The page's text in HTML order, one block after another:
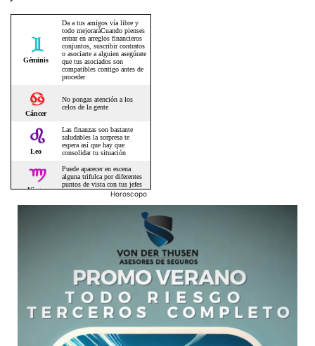
Horoscopo